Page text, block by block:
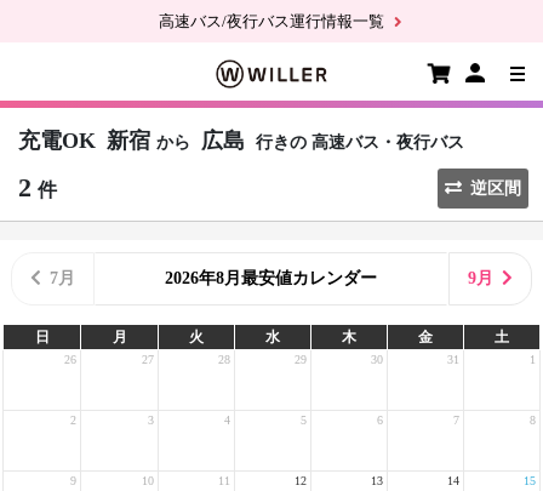
高速バス/夜行バス運行情報一覧
充電OK 新宿 から 広島 行きの 高速バス・夜行バス
2 件 逆区間
7月 2026年8月最安値カレンダー 9月
日 月 火 水 木 金 土
26 27 28 29 30 31 1
2 3 4 5 6 7 8
9 10 11 12 13 14 15